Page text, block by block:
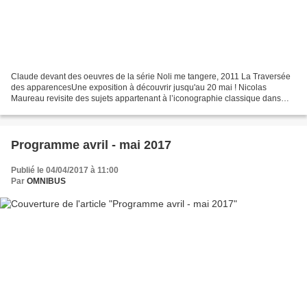
Claude devant des oeuvres de la série Noli me tangere, 2011 La Traversée
des apparencesUne exposition à découvrir jusqu'au 20 mai ! Nicolas
Maureau revisite des sujets appartenant à l’iconographie classique dans
Programme avril - mai 2017
Publié le 04/04/2017 à 11:00
Par OMNIBUS